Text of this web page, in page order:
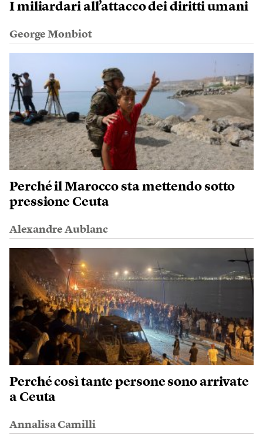
I miliardari all’attacco dei diritti umani
George Monbiot
Perché il Marocco sta mettendo sotto
pressione Ceuta
Alexandre Aublanc
Perché così tante persone sono arrivate
a Ceuta
Annalisa Camilli